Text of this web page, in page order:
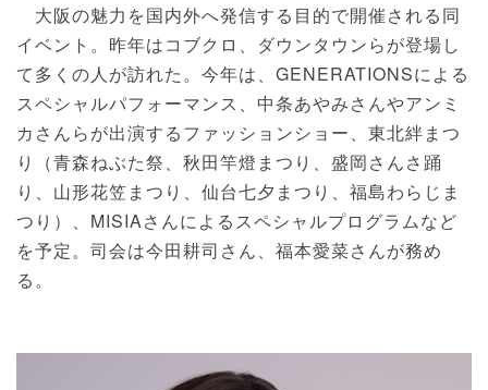
大阪の魅力を国内外へ発信する目的で開催される同
イベント。昨年はコブクロ、ダウンタウンらが登場し
て多くの人が訪れた。今年は、GENERATIONSによる
スペシャルパフォーマンス、中条あやみさんやアンミ
カさんらが出演するファッションショー、東北絆まつ
り（青森ねぶた祭、秋田竿燈まつり、盛岡さんさ踊
り、山形花笠まつり、仙台七夕まつり、福島わらじま
つり）、MISIAさんによるスペシャルプログラムなど
を予定。司会は今田耕司さん、福本愛菜さんが務め
る。